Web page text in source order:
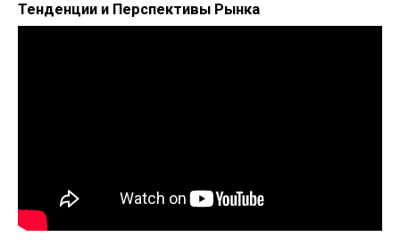
Тенденции и Перспективы Рынка